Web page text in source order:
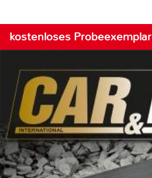
kostenloses Probeexemplar